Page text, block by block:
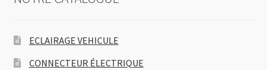
ECLAIRAGE VEHICULE
CONNECTEUR ÉLECTRIQUE